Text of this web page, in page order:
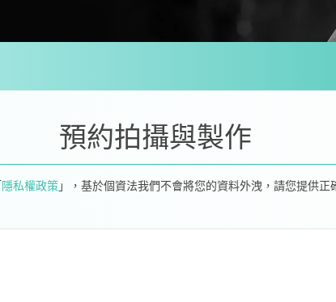
預約拍攝與製作
隱私權政策」，基於個資法我們不會將您的資料外洩，請您提供